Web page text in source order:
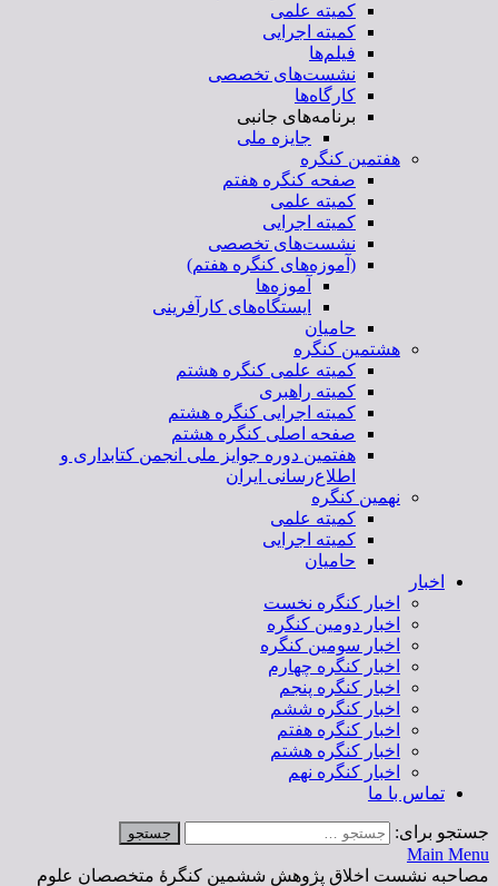
کمیته علمی
کمیته اجرایی
فیلم‌ها
نشست‌های تخصصی
کارگاه‌ها
برنامه‌های جانبی
جایزه ملی
هفتمین کنگره
صفحه کنگره هفتم
کمیته علمی
کمیته اجرایی
نشست‌های تخصصی
(آموزه‌های کنگره هفتم)
آموزه‌ها
ایستگاه‌های کارآفرینی
حامیان
هشتمین کنگره
کمیته علمی کنگره هشتم
کمیته راهبری
کمیته اجرایی کنگره هشتم
صفحه اصلی کنگره هشتم
هفتمین دوره جوایز ملی انجمن کتابداری و
اطلاع‌رسانی ایران
نهمین کنگره
کمیته علمی
کمیته اجرایی
حامیان
اخبار
اخبار کنگره نخست
اخبار دومین کنگره
اخبار سومین کنگره
اخبار کنگره چهارم
اخبار کنگره پنجم
اخبار کنگره ششم
اخبار کنگره هفتم
اخبار کنگره هشتم
اخبار کنگره نهم
تماس با ما
جستجو برای:
Main Menu
مصاحبه نشست اخلاق پژوهش ششمین کنگرۀ متخصصان علوم